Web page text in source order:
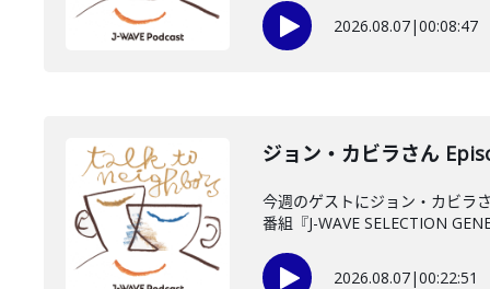
2026.08.07|00:08:47
ジョン・カビラさん
今週のゲストにジョン・カビラ
番組『J-WAVE SELECTION
2026.08.07|00:22:51